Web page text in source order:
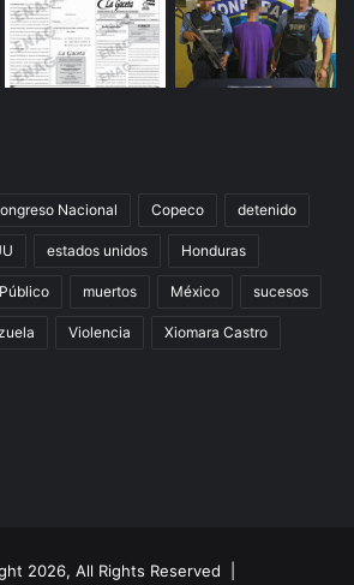
Nacional Copeco detenido
estados unidos Honduras
muertos México sucesos
Violencia Xiomara Castro
2026, All Rights Reserved |